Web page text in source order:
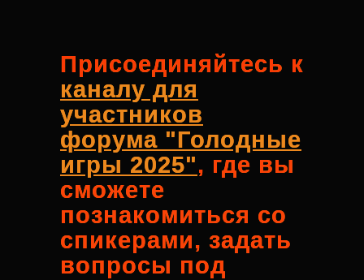
Присоединяйтесь к
каналу для
участников
форума "Голодные
игры 2025", где вы
сможете
познакомиться со
спикерами, задать
вопросы под